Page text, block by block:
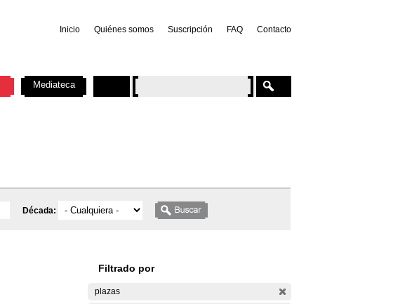
Inicio Quiénes somos Suscripción FAQ Contacto
Década:
Filtrado por
plazas
Mediateca